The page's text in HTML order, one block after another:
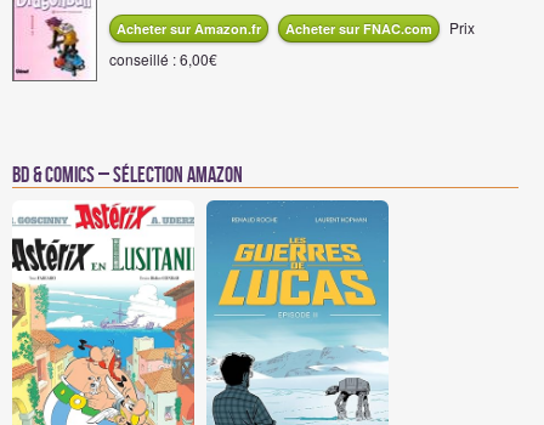
Acheter sur Amazon.fr Acheter sur FNAC.com
Prix
conseillé : 6,00€
BD & Comics – Sélection Amazon